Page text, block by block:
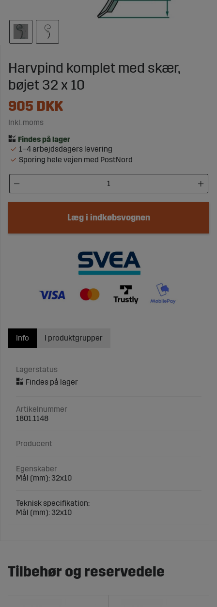
Harvpind komplet med skær,
bøjet 32 x 10
905 DKK
Inkl. moms
1–4 arbejdsdagers levering
Sporing hele vejen med PostNord
Læg i indkøbsvognen
Info
Lagerstatus
Artikelnummer
1801.1148
Producent
Egenskaber
Mål (mm): 32x10
Teknisk specifikation:
Mål (mm): 32x10
I produktgrupper
Tilbehør og reservedele